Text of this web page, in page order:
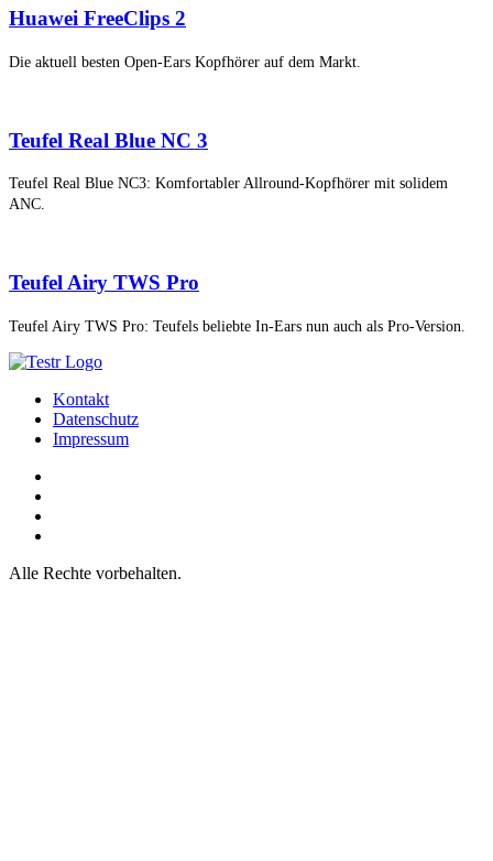
Huawei FreeClips 2
Die aktuell besten Open-Ears Kopfhörer auf dem Markt.
Teufel Real Blue NC 3
Teufel Real Blue NC3: Komfortabler Allround-Kopfhörer mit solidem
ANC.
Teufel Airy TWS Pro
Teufel Airy TWS Pro: Teufels beliebte In-Ears nun auch als Pro-Version.
Kontakt
Datenschutz
Impressum
Alle Rechte vorbehalten.